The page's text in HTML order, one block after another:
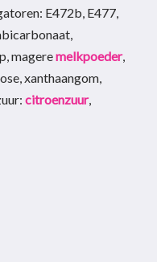
E472b, E477,
mageremelkpoeder,
xanthaangom,
citroenzuur,